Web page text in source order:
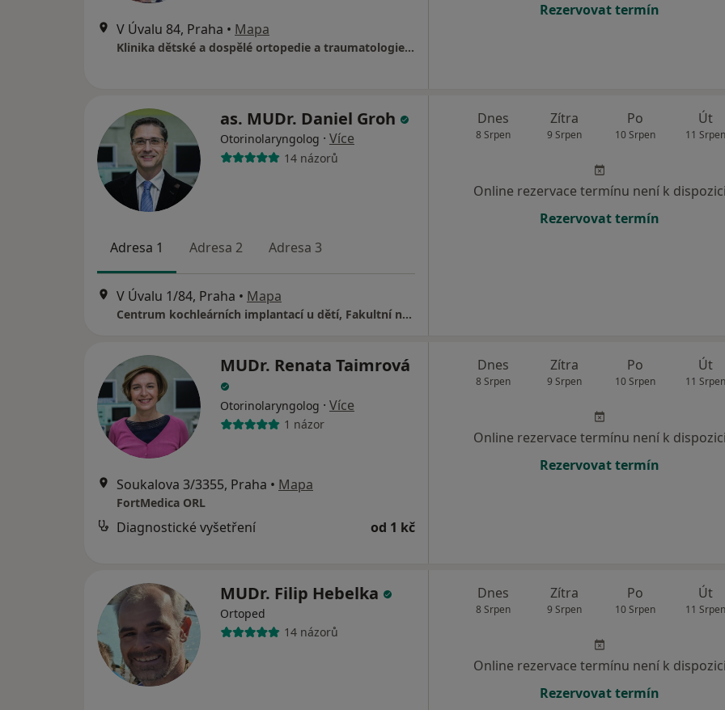
V Úvalu 84, Praha • Mapa
Klinika dětské a dospělé ortopedie a traumatologie 2. LF UK v Praze a FN v Motole
Rezervovat termín
as. MUDr. Daniel Groh
Otorinolaryngolog · Více
14 názorů
Adresa 1 Adresa 2 Adresa 3
V Úvalu 1/84, Praha • Mapa
Centrum kochleárních implantací u dětí, Fakultní nemocnice v Motole
Dnes
8 Srpen
Zítra
9 Srpen
Po
10 Srpen
Út
11 Srpen
Online rezervace termínu není k dispozici
Rezervovat termín
MUDr. Renata Taimrová
Otorinolaryngolog · Více
1 názor
Soukalova 3/3355, Praha • Mapa
FortMedica ORL
Diagnostické vyšetření od 1 kč
Dnes
8 Srpen
Zítra
9 Srpen
Po
10 Srpen
Út
11 Srpen
Online rezervace termínu není k dispozici
Rezervovat termín
MUDr. Filip Hebelka
Ortoped
14 názorů
Dnes
8 Srpen
Zítra
9 Srpen
Po
10 Srpen
Út
11 Srpen
Online rezervace termínu není k dispozici
Rezervovat termín